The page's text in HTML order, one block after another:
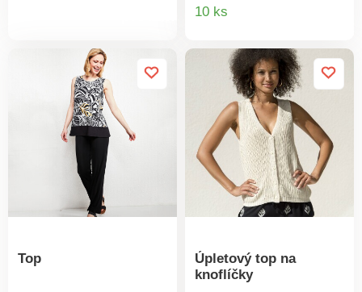
Prsní záševky. Rovný
spodní lem. Lze prát v
zahřívá, aniž byste se
sáňkujete, nebo chodíte
na zimní procházky,
budete vzdorovat
nízkým teplotám a bude
Vám teplo po celém těle.
S jemným páskem na
výstřihu - jednou top,
jednou nátělník.
10 ks
Top
Úpletový top na
knoflíčky